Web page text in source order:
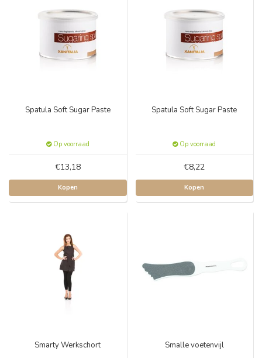
Spatula Soft Sugar Paste
Op voorraad
€13,18
Kopen
Spatula Soft Sugar Paste
Op voorraad
€8,22
Kopen
Smarty Werkschort Smalle voetenvijl